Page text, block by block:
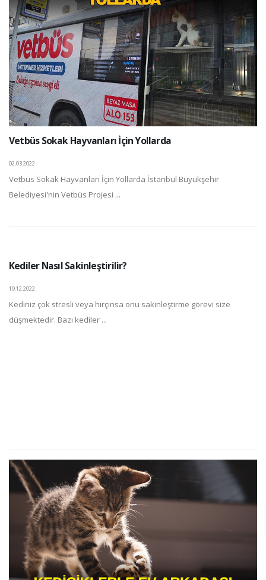
Vetbüs Sokak Hayvanları İçin Yollarda
02.03.2022
Vetbüs Sokak Hayvanları İçin Yollarda İstanbul Büyükşehir
Belediyesi'nin Vetbüs Projesi ...
Kediler Nasıl Sakinleştirilir?
19.12.2022
Kediniz çok stresli veya hırçınsa onu sakinleştirme görevi size
düşmektedir. Bazı kediler ...